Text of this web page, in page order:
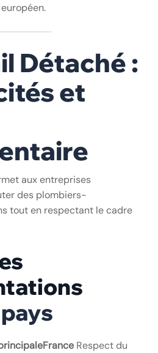
Détaché :
et
aux entreprises
des plombiers-
tout en respectant le cadre
France Respect du